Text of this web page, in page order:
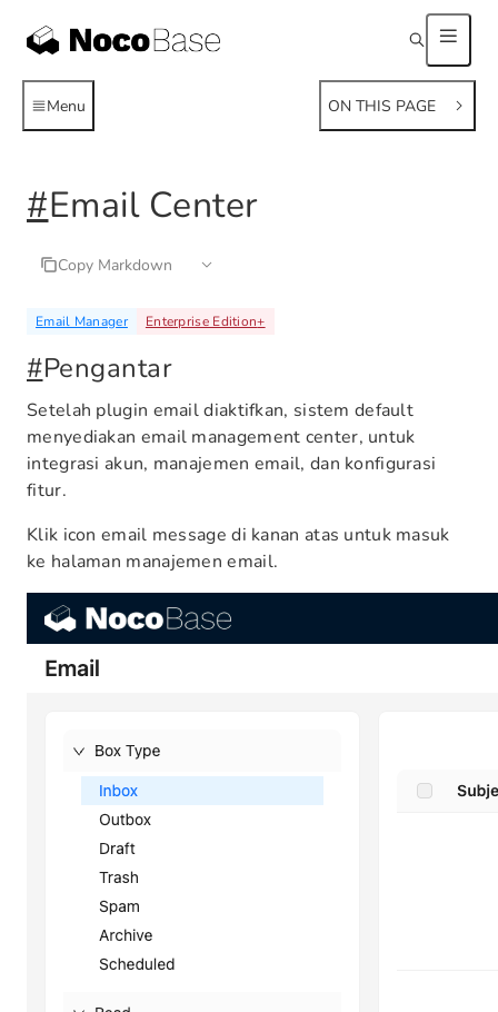
Menu ON THIS PAGE
#Email Center
Copy Markdown
Email Manager Enterprise Edition+
#Pengantar
Setelah plugin email diaktifkan, sistem default
menyediakan email management center, untuk
integrasi akun, manajemen email, dan konfigurasi
fitur.
Klik icon email message di kanan atas untuk masuk
ke halaman manajemen email.